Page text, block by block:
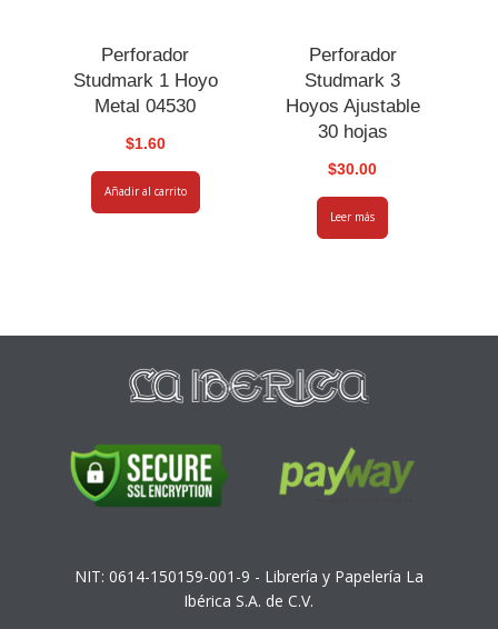
Perforador
Studmark 1 Hoyo
Metal 04530
$1.60
Añadir al carrito
Perforador
Studmark 3
Hoyos Ajustable
30 hojas
$30.00
Leer más
NIT: 0614-150159-001-9 - Librería y Papelería La
Ibérica S.A. de C.V.